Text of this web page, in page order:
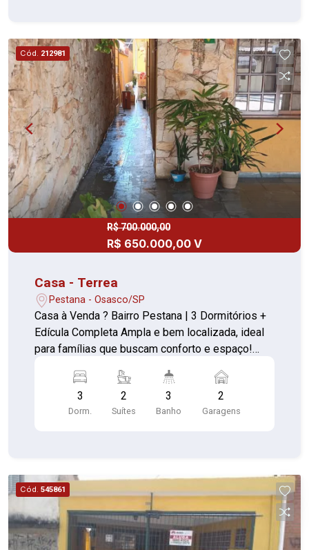
acessibilidade Ótima oportunidade para morar
bem ou investir
Cód. 212981
R$ 700.000,00
R$ 650.000,00 V
Casa - Terrea
Pestana - Osasco/SP
Casa à Venda ? Bairro Pestana | 3 Dormitórios +
Edícula Completa Ampla e bem localizada, ideal
para famílias que buscam conforto e espaço!
2 suítes Sala de estar e sala de jantar Cozinha
com móveis planejados Área de serviço Quintal
espaçoso 2 vagas de garagem Edícula com 2
e cozinha com planejados de qualidade
Excelente localização no Bairro Pestana Entre em
contato e agende uma visita!
3
Dorm.
2
Suítes
3
Banho
2
Garagens
Cód. 545861